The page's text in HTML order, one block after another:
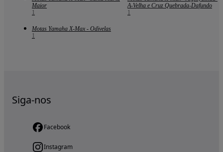
Maior
1
A-Velha e Cruz Quebrada-Dafundo
1
Motas Yamaha X-Max - Odivelas
1
Siga-nos
Facebook
Instagram